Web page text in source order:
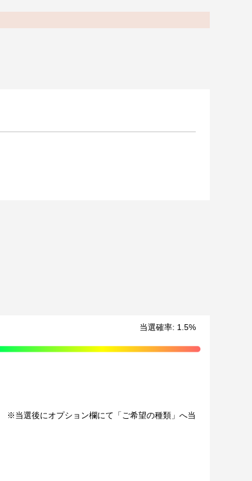
当選確率: 1.5%
※当選後にオプション欄にて「ご希望の種類」へ当